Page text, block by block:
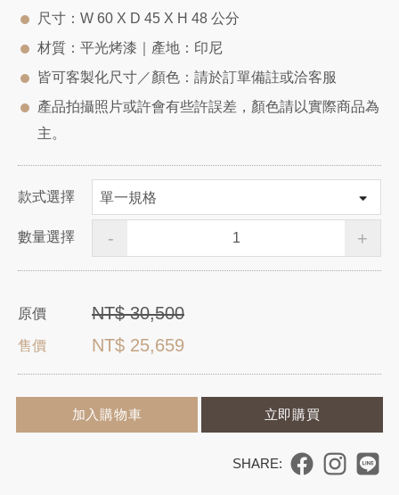
尺寸：W 60 X D 45 X H 48 公分
材質：平光烤漆｜產地：印尼
皆可客製化尺寸／顏色：請於訂單備註或洽客服
產品拍攝照片或許會有些許誤差，顏色請以實際商品為
主。
款式選擇
數量選擇 - +
原價 NT$30,500
售價 NT$ 25,659
加入購物車 立即購買